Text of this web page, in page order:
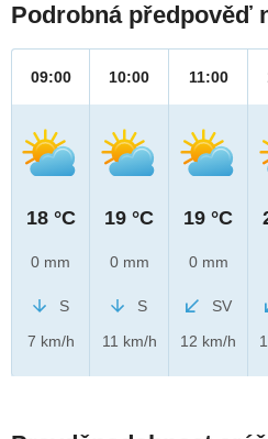
Podrobná předpověď
09:00
18 °C
0 mm
S
7 km/h
10:00
19 °C
0 mm
S
11 km/h
11:00
19 °C
0 mm
SV
12 km/h